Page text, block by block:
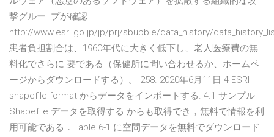
撃グルー. プが確認
http://www.esri.go.jp/jp/prj/sbubble/data_history/
患者負担割合は、1960年代に大きく低下し、老人医療費の無
料化でさらに 要である（保健所に問い合わせるか、ホームペ
ージからダウンロードする）。 258. 2020年6月11日 4 ESRI
shapefile format からデータをインポートする. 4.1 サンプル
Shapefile データを取得する からも取得でき，無料で情報を利
用可能である．Table 6-1 に空間データを無料でダウンロード